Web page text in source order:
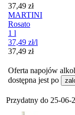
Cena
37,49 zł
MARTINI
Rosato
1 l
37,49 zł/l
Cena
37,49 zł
Oferta napojów
dostępna jest po
Przydatny do 25-06-